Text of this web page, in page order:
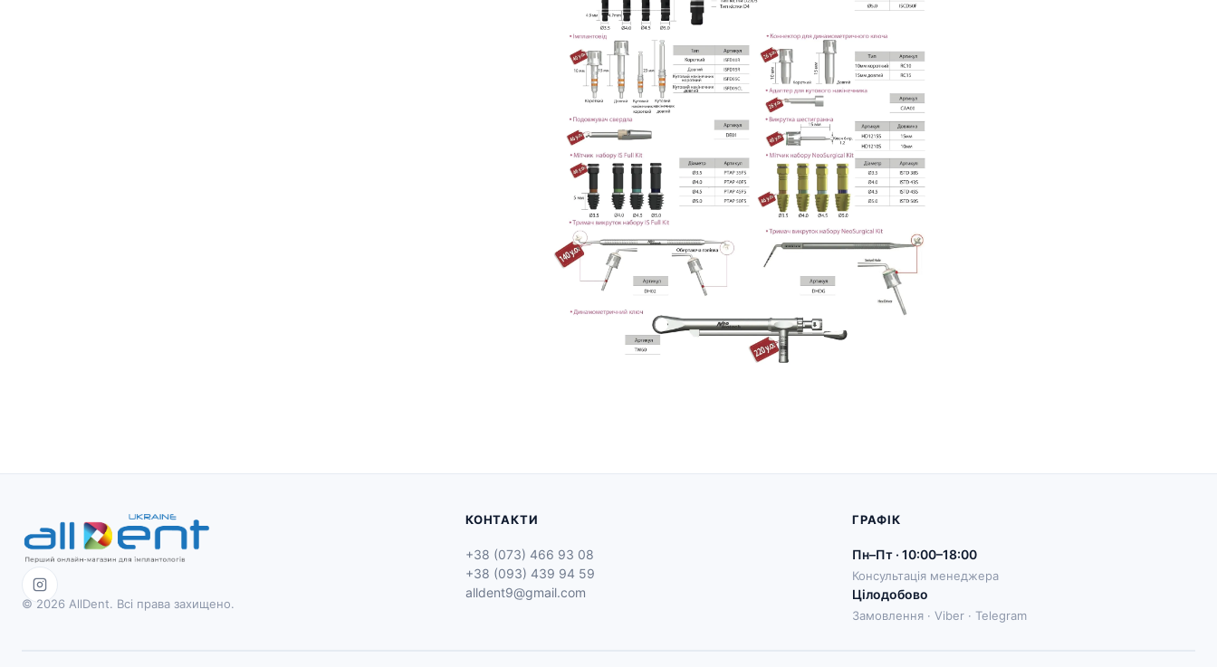
© 2026 AllDent. Всі права захищено.
КОНТАКТИ
+38 (073) 466 93 08
+38 (093) 439 94 59
alldent9@gmail.com
ГРАФІК
Пн–Пт · 10:00–18:00
Консультація менеджера
Цілодобово
Замовлення · Viber · Telegram